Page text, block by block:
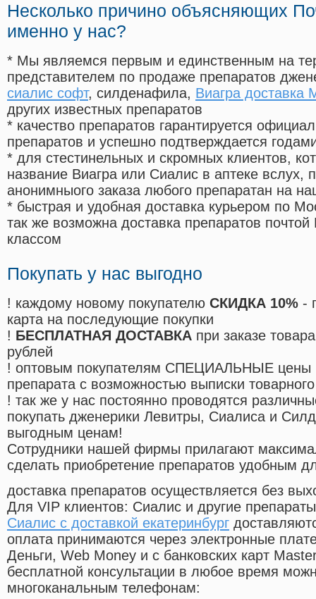
Несколько причино объясняющих
именно у нас?
* Мы являемся первым и единственным на
представителем по продаже препаратов
сиалис софт, силденафила, Виагра доставка
других известных препаратов
* качество препаратов гарантируется
препаратов и успешно подтверждается
* для стестинельных и скромных клиентов,
название Виагра или Сиалис в аптеке вслух,
анонимныого заказа любого препаратан на
* быстрая и удобная доставка курьером по
так же возможна доставка препаратов
классом
Покупать у нас выгодно
! каждому новому покупателю СКИДКА 10% -
карта на последующие покупки
! БЕСПЛАТНАЯ ДОСТАВКА при заказе
рублей
! оптовым покупателям СПЕЦИАЛЬНЫЕ цены
препарата с возможностью выписки
! так же у нас постоянно проводятся
покупать дженерики Левитры, Сиалиса и
выгодным ценам!
Cотрудники нашей фирмы прилагают
сделать приобретение препаратов удобным
доставка препаратов осуществляется без
Для VIP клиентов: Сиалис и другие
Сиалис с доставкой екатеринбург
оплата принимаются через электронные
Деньги, Web Money и с банковских карт
бесплатной консультации в любое время
многоканальным телефонам: